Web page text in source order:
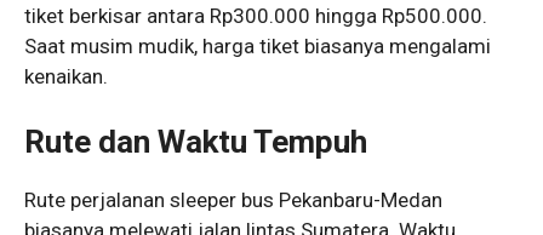
tiket berkisar antara Rp300.000 hingga Rp500.000.
Saat musim mudik, harga tiket biasanya mengalami
kenaikan.
Rute dan Waktu Tempuh
Rute perjalanan sleeper bus Pekanbaru-Medan
biasanya melewati jalan lintas Sumatera. Waktu